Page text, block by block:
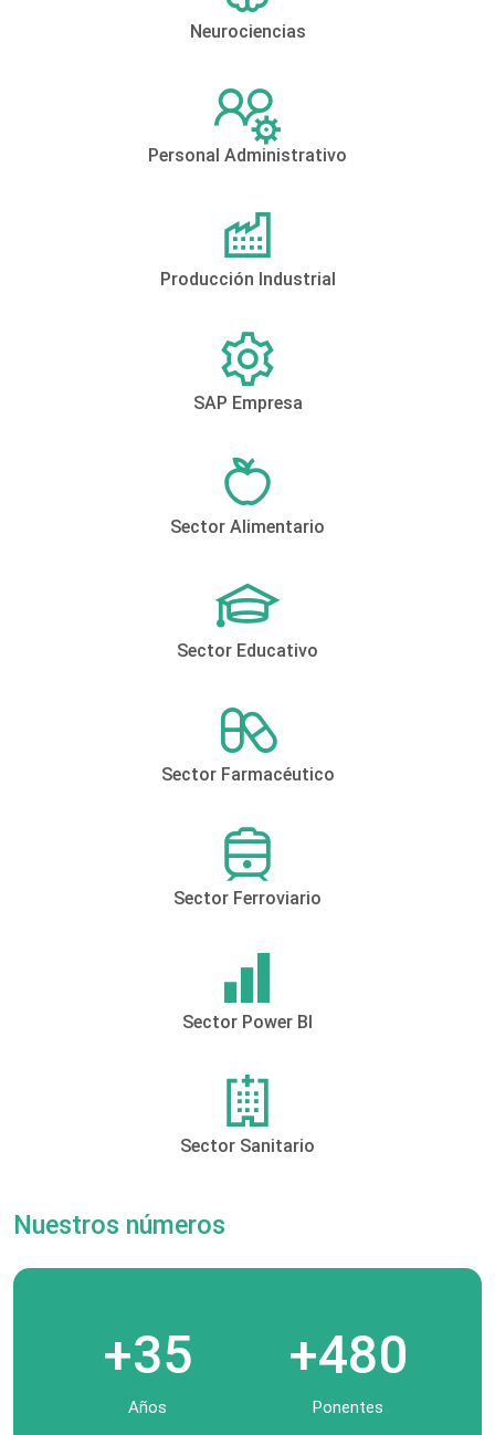
Neurociencias
Personal Administrativo
Producción Industrial
SAP Empresa
Sector Alimentario
Sector Educativo
Sector Farmacéutico
Sector Ferroviario
Sector Power BI
Sector Sanitario
Nuestros números
+35
Años
+480
Ponentes